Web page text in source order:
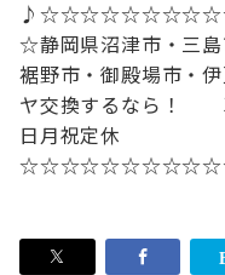
♪
☆静岡県沼津市・三
裾野市・御殿場市・
ヤ交換するなら！
日月祝定休